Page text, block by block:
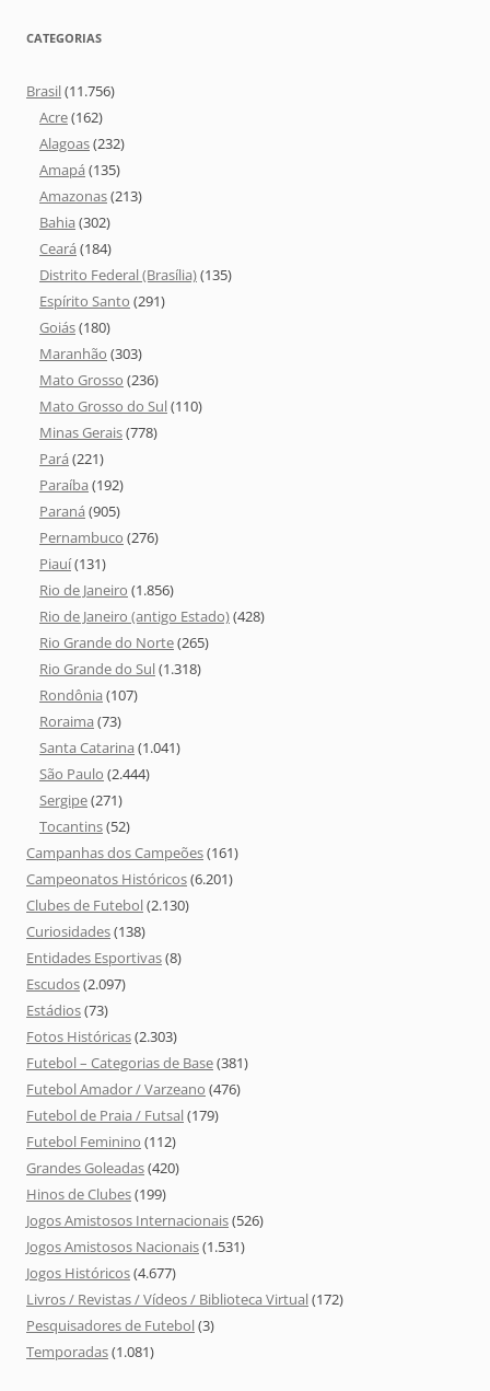
CATEGORIAS
Brasil(11.756)
Acre(162)
Alagoas(232)
Amapá (135)
Amazonas(213)
Bahia (302)
Ceará (184)
Distrito Federal (Brasília)(135)
Espírito Santo (291)
Goiás(180)
Maranhão (303)
Mato Grosso (236)
Mato Grosso do Sul(110)
Minas Gerais(778)
Pará (221)
Paraíba (192)
Paraná (905)
Pernambuco (276)
Piauí(131)
Rio de Janeiro (1.856)
Rio de Janeiro (antigo Estado)(428)
Rio Grande do Norte(265)
Rio Grande do Sul(1.318)
Rondônia (107)
Roraima (73)
Santa Catarina (1.041)
São Paulo (2.444)
Sergipe(271)
Tocantins(52)
Campanhas dos Campeões(161)
Campeonatos Históricos(6.201)
Clubes de Futebol(2.130)
Curiosidades(138)
Entidades Esportivas(8)
Escudos(2.097)
Estádios(73)
Fotos Históricas(2.303)
Futebol – Categorias de Base(381)
Futebol Amador / Varzeano (476)
Futebol de Praia / Futsal(179)
Futebol Feminino (112)
Grandes Goleadas(420)
Hinos de Clubes(199)
Jogos Amistosos Internacionais(526)
Jogos Amistosos Nacionais(1.531)
Jogos Históricos(4.677)
Livros / Revistas / Vídeos / Biblioteca Virtual(172)
Pesquisadores de Futebol(3)
Temporadas(1.081)